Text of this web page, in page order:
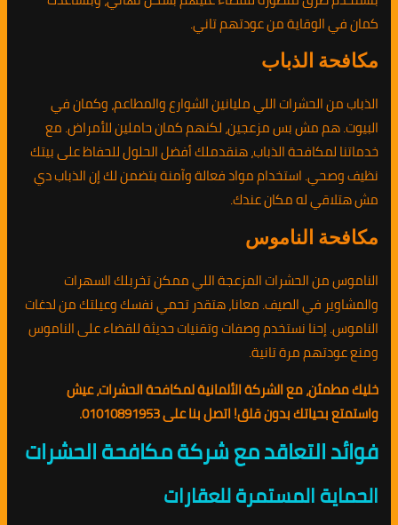
كمان في الوقاية من عودتهم تاني.
مكافحة الذباب
الذباب من الحشرات اللي مليانين الشوارع والمطاعم، وكمان في
البيوت. هم مش بس مزعجين، لكنهم كمان حاملين للأمراض. مع
خدماتنا لمكافحة الذباب، هنقدملك أفضل الحلول للحفاظ على بيتك
نظيف وصحي. استخدام مواد فعالة وآمنة بتضمن لك إن الذباب دي
مش هتلاقي له مكان عندك.
مكافحة الناموس
الناموس من الحشرات المزعجة اللي ممكن تخربلك السهرات
والمشاوير في الصيف. معانا، هتقدر تحمي نفسك وعيلتك من لدغات
الناموس. إحنا نستخدم وصفات وتقنيات حديثة للقضاء على الناموس
ومنع عودتهم مرة تانية.
خليك مطمئن، مع الشركة الألمانية لمكافحة الحشرات، عيش
واستمتع بحياتك بدون قلق! اتصل بنا على 01010891953.
فوائد التعاقد مع شركة مكافحة الحشرات
الحماية المستمرة للعقارات